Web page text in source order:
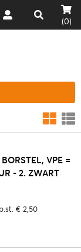
(0)
VPE =
- 2. ZWART
€ 2,50